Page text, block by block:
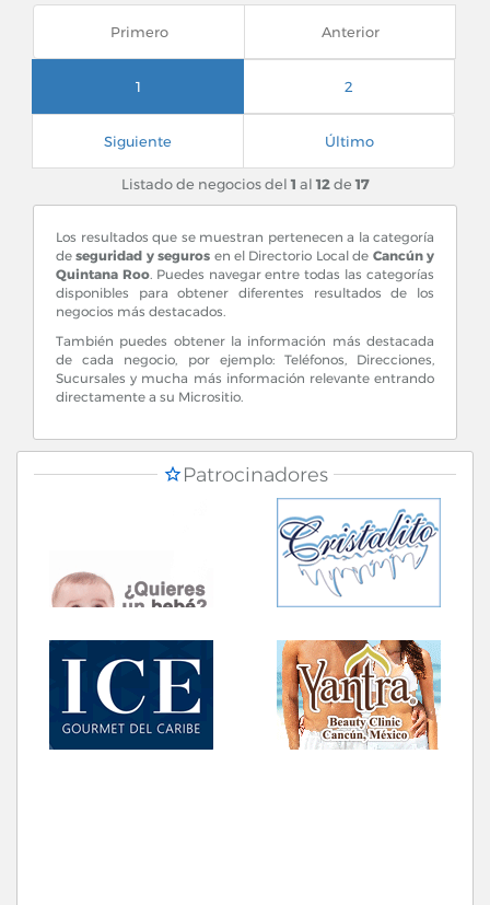
Primero Anterior
1 2
Siguiente Último
Listado de negocios del1 al12de17
Los resultados que se muestran pertenecen a la categoría
deseguridad y seguros en el Directorio Local de Cancún y
Quintana Roo. Puedes navegar entre todas las categorías
disponibles para obtener diferentes resultados de los
negocios más destacados.
También puedes obtener la información más destacada
de cada negocio, por ejemplo: Teléfonos, Direcciones,
Sucursales y mucha más información relevante entrando
directamente a su Micrositio.
Patrocinadores